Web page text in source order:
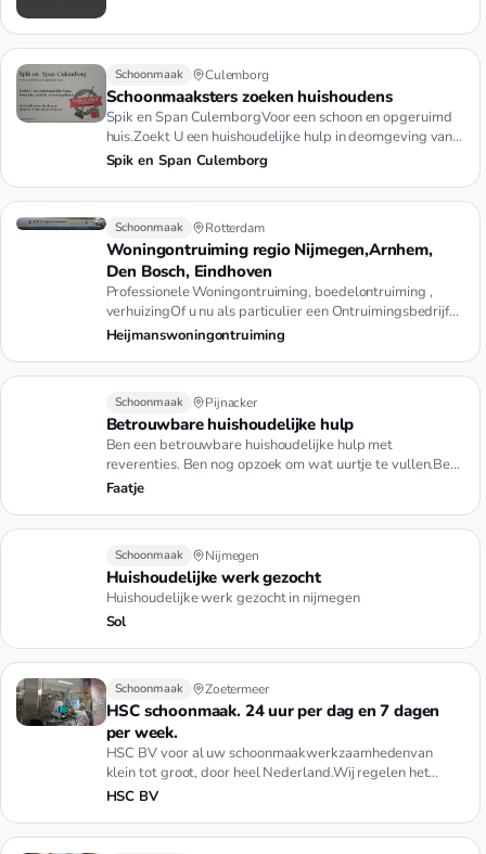
Schoonmaak Culemborg
Schoonmaaksters zoeken huishoudens
Spik en Span CulemborgVoor een schoon en opgeruimd
huis.Zoekt U een huishoudelijke hulp in deomgeving van
Culemborg, nee…
Spik en Span Culemborg
Schoonmaak Rotterdam
Woningontruiming regio Nijmegen,Arnhem,
Den Bosch, Eindhoven
Professionele Woningontruiming, boedelontruiming ,
verhuizingOf u nu als particulier een Ontruimingsbedrijf
of verhuisbe…
Heijmanswoningontruiming
Schoonmaak Pijnacker
Betrouwbare huishoudelijke hulp
Ben een betrouwbare huishoudelijke hulp met
reverenties. Ben nog opzoek om wat uurtje te vullen.Ben
u opzoek naar een be…
Faatje
Schoonmaak Nijmegen
Huishoudelijke werk gezocht
Huishoudelijke werk gezocht in nijmegen
Sol
Schoonmaak Zoetermeer
HSC schoonmaak. 24 uur per dag en 7 dagen
per week.
HSC BV voor al uw schoonmaakwerkzaamhedenvan
klein tot groot, door heel Nederland.Wij regelen het
allemaal.Schoonmaak, R…
HSC BV